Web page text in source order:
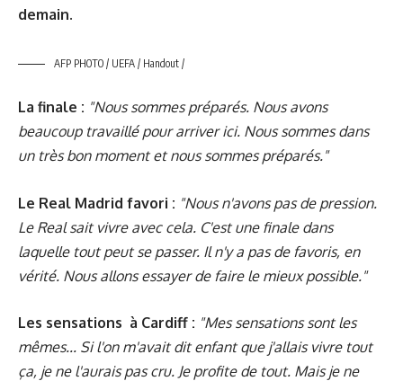
demain.
AFP PHOTO / UEFA / Handout /
La finale : "Nous sommes préparés. Nous avons
beaucoup travaillé pour arriver ici. Nous sommes dans
un très bon moment et nous sommes préparés."
Le Real Madrid favori : "Nous n'avons pas de pression.
Le Real sait vivre avec cela. C'est une finale dans
laquelle tout peut se passer. Il n'y a pas de favoris, en
vérité. Nous allons essayer de faire le mieux possible."
Les sensations à Cardiff : "Mes sensations sont les
mêmes... Si l'on m'avait dit enfant que j'allais vivre tout
ça, je ne l'aurais pas cru. Je profite de tout. Mais je ne